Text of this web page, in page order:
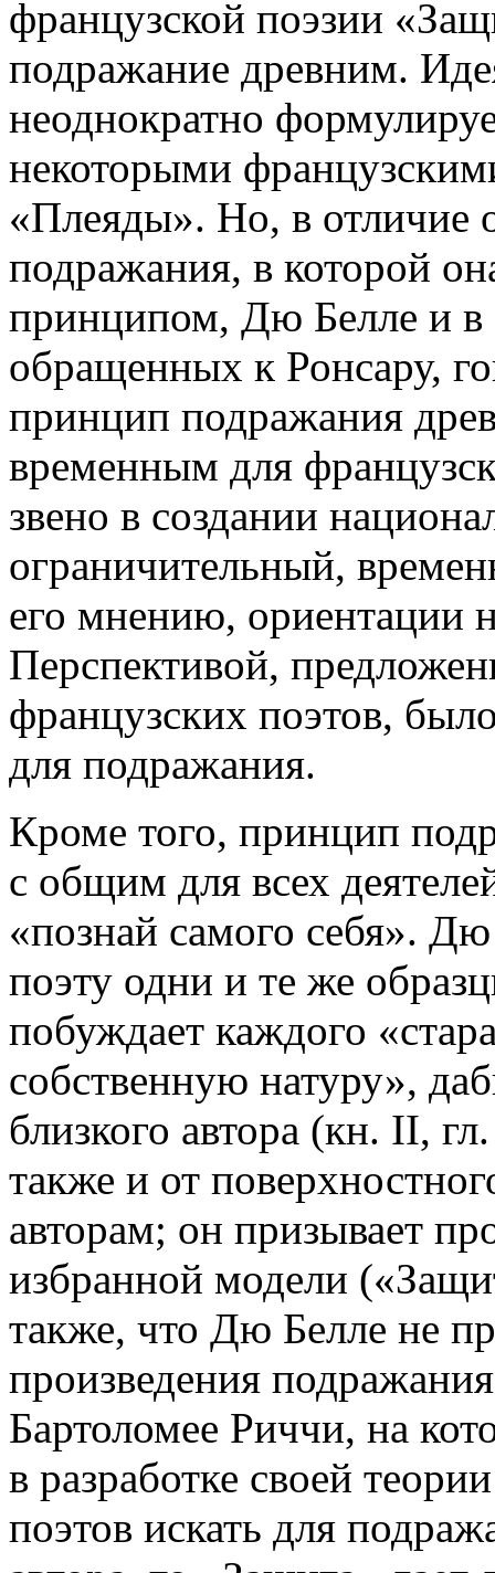
французской поэзии
подражание древним.
неоднократно
некоторыми
«Плеяды». Но, в отличие
подражания, в которой
принципом, Дю Белле и в
обращенных к Ронсару,
принцип подражания
временным для
звено в создании
ограничительный,
его мнению, ориентации
Перспективой,
французских поэтов,
для подражания.
Кроме того, принцип
с общим для всех
«познай самого себя».
поэту одни и те же
побуждает каждого
собственную натуру»,
близкого автора (кн. II,
также и от
авторам; он призывает
избранной модели
также, что Дю Белле не
произведения
Бартоломее Риччи, на
в разработке своей
поэтов искать для